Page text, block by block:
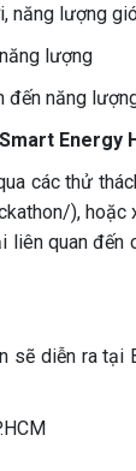
lượng
lượng
đến năng
Energy
các thử
), hoặc
liên quan
sẽ diễn ra